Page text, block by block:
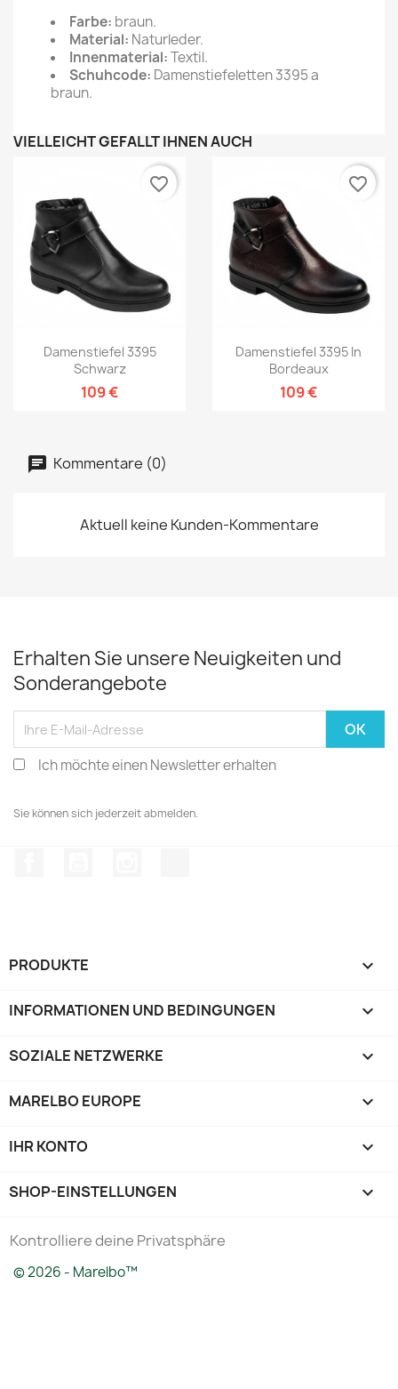
Farbe: braun.
Material: Naturleder.
Innenmaterial:Textil.
Schuhcode: Damenstiefeletten 3395 a
braun.
VIELLEICHT GEFÄLLT IHNEN AUCH
Damenstiefel 3395
Schwarz
109 €
favorite_border
Damenstiefel 3395 In
Bordeaux
109 €
favorite_border
Kommentare (0)
Aktuell keine Kunden-Kommentare
Erhalten Sie unsere Neuigkeiten und
Sonderangebote
Ich möchte einen Newsletter erhalten
Sie können sich jederzeit abmelden.
PRODUKTE 
INFORMATIONEN UND BEDINGUNGEN 
SOZIALE NETZWERKE 
MARELBO EUROPE 
IHR KONTO 
SHOP-EINSTELLUNGEN keyboard_arrow_down
Kontrolliere deine Privatsphäre
© 2026 - Marelbo™